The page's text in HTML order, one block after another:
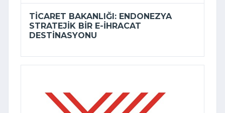
TICARET BAKANLIĞI: ENDONEZYA
STRATEJIK BIR E-İHRACAT
DESTINASYONU